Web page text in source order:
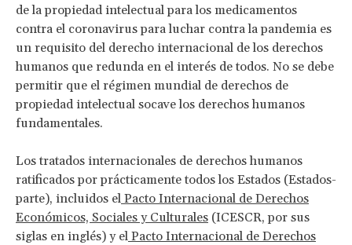
de la propiedad intelectual para los medicamentos
contra el coronavirus para luchar contra la pandemia es
un requisito del derecho internacional de los derechos
humanos que redunda en el interés de todos. No se debe
permitir que el régimen mundial de derechos de
propiedad intelectual socave los derechos humanos
fundamentales.
Los tratados internacionales de derechos humanos
ratificados por prácticamente todos los Estados (Estados-
parte), incluidos el Pacto Internacional de Derechos
Económicos, Sociales y Culturales (ICESCR, por sus
siglas en inglés) y el Pacto Internacional de Derechos